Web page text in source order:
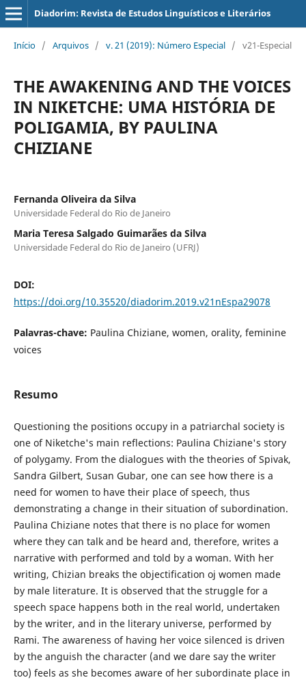
Diadorim: Revista de Estudos Linguísticos e Literários
Início / Arquivos / v. 21 (2019): Número Especial / v21-Especial
THE AWAKENING AND THE VOICES
IN NIKETCHE: UMA HISTÓRIA DE
POLIGAMIA, BY PAULINA
CHIZIANE
Fernanda Oliveira da Silva
Universidade Federal do Rio de Janeiro
Maria Teresa Salgado Guimarães da Silva
Universidade Federal do Rio de Janeiro (UFRJ)
DOI:
https://doi.org/10.35520/diadorim.2019.v21nEspa29078
Palavras-chave: Paulina Chiziane, women, orality, feminine
voices
Resumo
Questioning the positions occupy in a patriarchal society is
one of Niketche's main reflections: Paulina Chiziane's story
of polygamy. From the dialogues with the theories of Spivak,
Sandra Gilbert, Susan Gubar, one can see how there is a
need for women to have their place of speech, thus
demonstrating a change in their situation of subordination.
Paulina Chiziane notes that there is no place for women
where they can talk and be heard and, therefore, writes a
narrative with performed and told by a woman. With her
writing, Chizian breaks the objectification oj women made
by male literature. It is observed that the struggle for a
speech space happens both in the real world, undertaken
by the writer, and in the literary universe, performed by
Rami. The awareness of having her voice silenced is driven
by the anguish the character (and we dare say the writer
too) feels as she becomes aware of her subordinate place in